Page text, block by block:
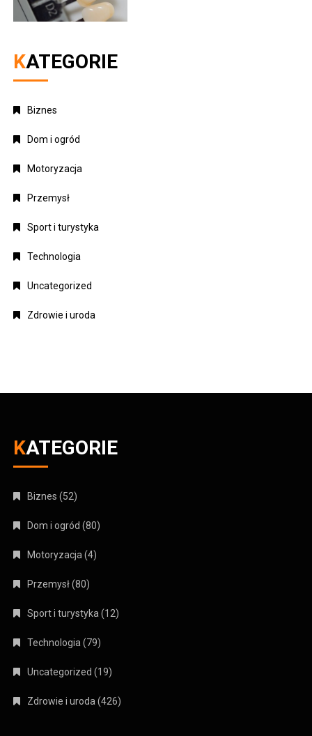
KATEGORIE
Biznes
Dom i ogród
Motoryzacja
Przemysł
Sport i turystyka
Technologia
Uncategorized
Zdrowie i uroda
KATEGORIE
Biznes (52)
Dom i ogród (80)
Motoryzacja(4)
Przemysł(80)
Sport i turystyka(12)
Technologia(79)
Uncategorized (19)
Zdrowie i uroda(426)